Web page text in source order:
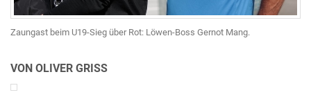
Zaungast beim U19-Sieg über Rot: Löwen-Boss Gernot Mang.
VON OLIVER GRISS